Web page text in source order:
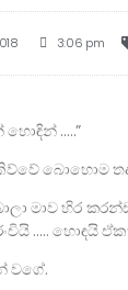
3:06 pm
…..”
බොහොම
මාව හිර
….. හොඳයි
වගේ.